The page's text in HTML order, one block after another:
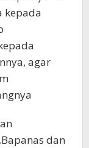
kepada
agar
dan